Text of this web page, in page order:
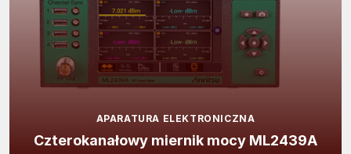
APARATURA ELEKTRONICZNA
Czterokanałowy miernik mocy ML2439A